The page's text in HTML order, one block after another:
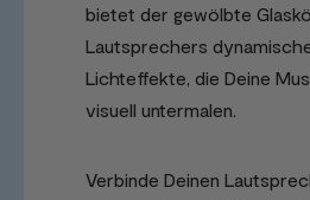
bietet der gewölbte
Lautsprechers
Lichteffekte, die Deine
visuell untermalen.
Verbinde Deinen